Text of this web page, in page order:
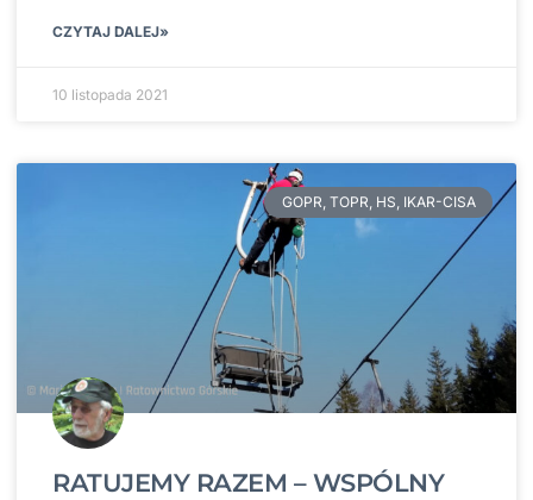
CZYTAJ DALEJ»
10 listopada 2021
GOPR, TOPR, HS, IKAR-CISA
RATUJEMY RAZEM – WSPÓLNY